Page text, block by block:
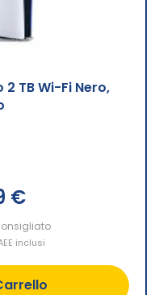
TB Wi-Fi Nero,
€
inclusi